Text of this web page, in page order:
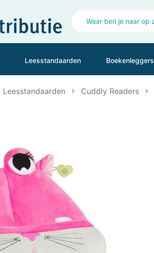
Leesstandaarden Boekenleggers
Leesstandaarden Cuddly Readers